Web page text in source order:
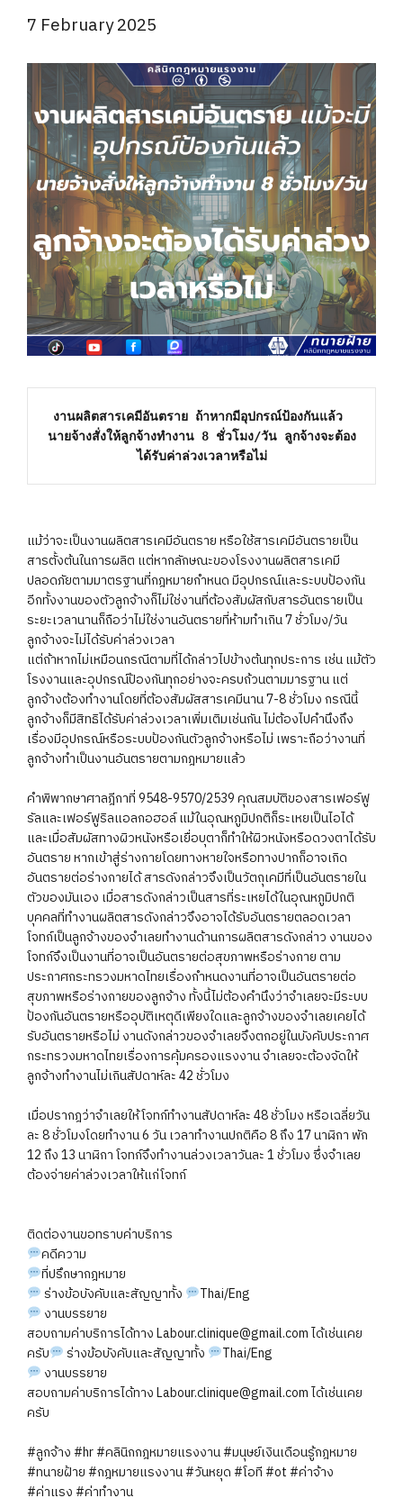
7 February 2025
งานผลิตสารเคมีอันตราย ถ้าหากมีอุปกรณ์ป้องกันแล้ว
นายจ้างสั่งให้ลูกจ้างทำงาน 8 ชั่วโมง/วัน ลูกจ้างจะต้อง
ได้รับค่าล่วงเวลาหรือไม่
แม้ว่าจะเป็นงานผลิตสารเคมีอันตราย หรือใช้สารเคมีอันตรายเป็น
สารตั้งต้นในการผลิต แต่หากลักษณะของโรงงานผลิตสารเคมี
ปลอดภัยตามมาตรฐานที่กฎหมายกำหนด มีอุปกรณ์และระบบป้องกัน
อีกทั้งงานของตัวลูกจ้างก็ไม่ใช่งานที่ต้องสัมผัสกับสารอันตรายเป็น
ระยะเวลานานก็ถือว่าไม่ใช่งานอันตรายที่ห้ามทำเกิน 7 ชั่วโมง/วัน
ลูกจ้างจะไม่ได้รับค่าล่วงเวลา
แต่ถ้าหากไม่เหมือนกรณีตามที่ได้กล่าวไปข้างต้นทุกประการ เช่น แม้ตัว
โรงงานและอุปกรณ์ป้องกันทุกอย่างจะครบถ้วนตามมารฐาน แต่
ลูกจ้างต้องทำงานโดยที่ต้องสัมผัสสารเคมีนาน 7-8 ชั่วโมง กรณีนี้
ลูกจ้างก็มีสิทธิได้รับค่าล่วงเวลาเพิ่มเติมเช่นกัน ไม่ต้องไปคำนึงถึง
เรื่องมีอุปกรณ์หรือระบบป้องกันตัวลูกจ้างหรือไม่ เพราะถือว่างานที่
ลูกจ้างทำเป็นงานอันตรายตามกฎหมายแล้ว
คำพิพากษาศาลฎีกาที่ 9548-9570/2539 คุณสมบัติของสารเฟอร์ฟู
รัลและเฟอร์ฟูริลแอลกอฮอล์ แม้ในอุณหภูมิปกติก็ระเหยเป็นไอได้
และเมื่อสัมผัสทางผิวหนังหรือเยื่อบุตาก็ทำให้ผิวหนังหรือดวงตาได้รับ
อันตราย หากเข้าสู่ร่างกายโดยทางหายใจหรือทางปากก็อาจเกิด
อันตรายต่อร่างกายได้ สารดังกล่าวจึงเป็นวัตถุเคมีที่เป็นอันตรายใน
ตัวของมันเอง เมื่อสารดังกล่าวเป็นสารที่ระเหยได้ในอุณหภูมิปกติ
บุคคลที่ทำงานผลิตสารดังกล่าวจึงอาจได้รับอันตรายตลอดเวลา
โจทก์เป็นลูกจ้างของจำเลยทำงานด้านการผลิตสารดังกล่าว งานของ
โจทก์จึงเป็นงานที่อาจเป็นอันตรายต่อสุขภาพหรือร่างกาย ตาม
ประกาศกระทรวงมหาดไทยเรื่องกำหนดงานที่อาจเป็นอันตรายต่อ
สุขภาพหรือร่างกายของลูกจ้าง ทั้งนี้ไม่ต้องคำนึงว่าจำเลยจะมีระบบ
ป้องกันอันตรายหรืออุบัติเหตุดีเพียงใดและลูกจ้างของจำเลยเคยได้
รับอันตรายหรือไม่ งานดังกล่าวของจำเลยจึงตกอยู่ในบังคับประกาศ
กระทรวงมหาดไทยเรื่องการคุ้มครองแรงงาน จำเลยจะต้องจัดให้
ลูกจ้างทำงานไม่เกินสัปดาห์ละ 42 ชั่วโมง
เมื่อปรากฎว่าจำเลยให้โจทก์ทำงานสัปดาห์ละ 48 ชั่วโมง หรือเฉลี่ยวัน
ละ 8 ชั่วโมงโดยทำงาน 6 วัน เวลาทำงานปกติคือ 8 ถึง 17 นาฬิกา พัก
12 ถึง 13 นาฬิกา โจทก์จึงทำงานล่วงเวลาวันละ 1 ชั่วโมง ซึ่งจำเลย
ต้องจ่ายค่าล่วงเวลาให้แก่โจทก์
ติดต่องานขอทราบค่าบริการ
คดีความ
ที่ปรึกษากฎหมาย
ร่างข้อบังคับและสัญญาทั้ง
Thai/Eng
งานบรรยาย
สอบถามค่าบริการได้ทาง Labour.clinique@gmail.com ได้เช่นเคย
ครับ
ร่างข้อบังคับและสัญญาทั้ง
Thai/Eng
งานบรรยาย
สอบถามค่าบริการได้ทาง Labour.clinique@gmail.com ได้เช่นเคย
ครับ
#ลูกจ้าง#hr#คลินิกกฎหมายแรงงาน#มนุษย์เงินเดือนรู้กฎหมาย
#ทนายฝ้าย#กฎหมายแรงงาน#วันหยุด#โอที#ot#ค่าจ้าง
#ค่าแรง#ค่าทำงาน